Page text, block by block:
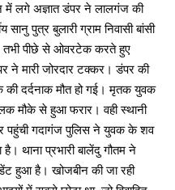
लगे अज्ञात डंपर ने लालगंज की
पुत्र बुलारी ग्राम निवासी बांसी
पीछे से ओवरटेक करते हुए
ने मारी जोरदार टक्कर। डंपर की
दर्दनाक मौत हो गई। मृतक युवक
मौके से हुआ फरार। वही स्थानी
पहुंची गदागंज पुलिस ने युवक के शव
थाना प्रभारी बालेंदु गौतम ने
हुआ है। खोजबीन की जा रही